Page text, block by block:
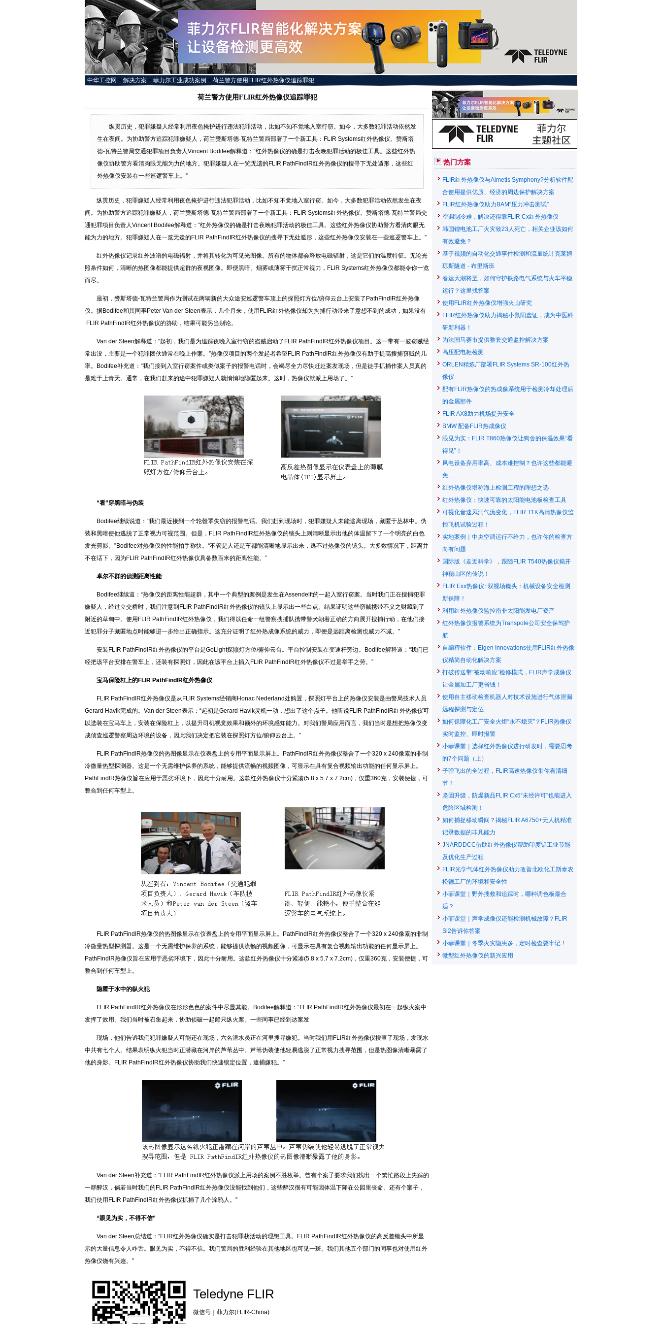
中华工控网 > 解决方案 > 菲力尔工业成功案例 > 荷兰警方使用FLIR红外热像仪追踪罪犯
荷兰警方使用FLIR红外热像仪追踪罪犯
纵贯历史，犯罪嫌疑人经常利用夜色掩护进行违法犯罪活动，比如不知不觉地入室行窃。如今，大多数犯罪活动依然发
生在夜间。为协助警方追踪犯罪嫌疑人，荷兰赞斯塔德-瓦特兰警局部署了一个新工具：FLIR Systems红外热像仪。赞斯塔
德-瓦特兰警局交通犯罪项目负责人Vincent Bodifee解释道：“红外热像仪的确是打击夜晚犯罪活动的极佳工具。这些红外热
像仪协助警方看清肉眼无能为力的地方。犯罪嫌疑人在一览无遗的FLIR PathFindIR红外热像仪的搜寻下无处遁形，这些红
外热像仪安装在一些巡逻警车上。”
纵贯历史，犯罪嫌疑人经常利用夜色掩护进行违法犯罪活动，比如不知不觉地入室行窃。如今，大多数犯罪活动依然发生在夜
间。为协助警方追踪犯罪嫌疑人，荷兰赞斯塔德-瓦特兰警局部署了一个新工具：FLIR Systems红外热像仪。赞斯塔德-瓦特兰警局交
通犯罪项目负责人Vincent Bodifee解释道：“红外热像仪的确是打击夜晚犯罪活动的极佳工具。这些红外热像仪协助警方看清肉眼无
能为力的地方。犯罪嫌疑人在一览无遗的FLIR PathFindIR红外热像仪的搜寻下无处遁形，这些红外热像仪安装在一些巡逻警车上。”
红外热像仪记录红外波谱的电磁辐射，并将其转化为可见光图像。所有的物体都会释放电磁辐射，这是它们的温度特征。无论光
照条件如何，清晰的热图像都能提供超群的夜视图像。即便黑暗、烟雾或薄雾干扰正常视力，FLIR Systems红外热像仪都能令你一览
而尽。
最初，赞斯塔德-瓦特兰警局作为测试在两辆新的大众途安巡逻警车顶上的探照灯方位/俯仰云台上安装了PathFindIR红外热像
仪。据Bodifee和其同事Peter Van der Steen表示，几个月来，使用FLIR红外热像仪却为拘捕行动带来了意想不到的成功，如果没有
FLIR PathFindIR红外热像仪的协助，结果可能另当别论。
Van der Steen解释道：“起初，我们是为追踪夜晚入室行窃的盗贼启动了FLIR PathFindIR红外热像仪项目。这一带有一波窃贼经
常出没，主要是一个犯罪团伙通常在晚上作案。”热像仪项目的两个发起者希望FLIR PathFindIR红外热像仪有助于提高搜捕窃贼的几
率。Bodifee补充道：“我们接到入室行窃案件或类似案子的报警电话时，会竭尽全力尽快赶赴案发现场，但是徒手抓捕作案人员真的
是难于上青天。通常，在我们赶来的途中犯罪嫌疑人就悄悄地隐匿起来。这时，热像仪就派上用场了。”
“看”穿黑暗与伪装
Bodifee继续说道：“我们最近接到一个轮毂罩失窃的报警电话。我们赶到现场时，犯罪嫌疑人未能逃离现场，藏匿于丛林中。伪
装和黑暗使他逃脱了正常视力可视范围。但是，FLIR PathFindIR红外热像仪的镜头上则清晰显示出他的体温留下了一个明亮的白色
发光剪影。”Bodifee对热像仪的性能拍手称快。“不管是人还是车都能清晰地显示出来，逃不过热像仪的镜头。大多数情况下，距离并
不在话下，因为FLIR PathFindIR红外热像仪具备数百米的距离性能。”
卓尔不群的侦测距离性能
Bodifee继续道：“热像仪的距离性能超群，其中一个典型的案例是发生在Assendelft的一起入室行窃案。当时我们正在搜捕犯罪
嫌疑人，经过立交桥时，我们注意到FLIR PathFindIR红外热像仪的镜头上显示出一些白点。结果证明这些窃贼携带不义之财藏到了
附近的草甸中。使用FLIR PathFindIR红外热像仪，我们得以任命一组警察搜捕队携带警犬朝着正确的方向展开搜捕行动，在他们接
近犯罪分子藏匿地点时能够进一步给出正确指示。这充分证明了红外热成像系统的威力，即便是远距离检测也威力不减。”
安装FLIR PathFindIR红外热像仪的平台是GoLight探照灯方位/俯仰云台。平台控制安装在变速杆旁边。Bodifee解释道：“我们已
经把该平台安排在警车上，还装有探照灯，因此在该平台上插入FLIR PathFindIR红外热像仪不过是举手之劳。”
宝马保险杠上的FLIR PathFindIR红外热像仪
FLIR PathFindIR红外热像仪是从FLIR Systems经销商Honac Nederland处购置，探照灯平台上的热像仪安装是由警局技术人员
Gerard Havik完成的。Van der Steen表示：“起初是Gerard Havik灵机一动，想出了这个点子。他听说FLIR PathFindIR红外热像仪可
以选装在宝马车上，安装在保险杠上，以提升司机视觉效果和额外的环境感知能力。对我们警局应用而言，我们当时是想把热像仪变
成侦查巡逻警察周边环境的设备，因此我们决定把它装在探照灯方位/俯仰云台上。”
FLIR PathFindIR热像仪的热图像显示在仪表盘上的专用平面显示屏上。PathFindIR红外热像仪整合了一个320 x 240像素的非制
冷微量热型探测器。这是一个无需维护保养的系统，能够提供流畅的视频图像，可显示在具有复合视频输出功能的任何显示屏上。
PathFindIR热像仪旨在应用于恶劣环境下，因此十分耐用。这款红外热像仪十分紧凑(5.8 x 5.7 x 7.2cm)，仅重360克，安装便捷，可
整合到任何车型上。
FLIR PathFindIR热像仪的热图像显示在仪表盘上的专用平面显示屏上。PathFindIR红外热像仪整合了一个320 x 240像素的非制
冷微量热型探测器。这是一个无需维护保养的系统，能够提供流畅的视频图像，可显示在具有复合视频输出功能的任何显示屏上。
PathFindIR热像仪旨在应用于恶劣环境下，因此十分耐用。这款红外热像仪十分紧凑(5.8 x 5.7 x 7.2cm)，仅重360克，安装便捷，可
整合到任何车型上。
隐匿于水中的纵火犯
FLIR PathFindIR红外热像仪在形形色色的案件中尽显其能。Bodifee解释道：“FLIR PathFindIR红外热像仪最初在一起纵火案中
发挥了效用。我们当时被召集起来，协助侦破一起船只纵火案。一些同事已经到达案发
现场，他们告诉我们犯罪嫌疑人可能还在现场，六名潜水员正在河里搜寻嫌犯。当时我们用FLIR红外热像仪搜查了现场，发现水
中共有七个人。结果表明纵火犯当时正潜藏在河岸的芦苇丛中。芦苇伪装使他轻易逃脱了正常视力搜寻范围，但是热图像清晰暴露了
他的身影。FLIR PathFindIR红外热像仪协助我们快速锁定位置，逮捕嫌犯。”
Van der Steen补充道：“FLIR PathFindIR红外热像仪派上用场的案例不胜枚举。曾有个案子要求我们找出一个繁忙路段上失踪的
一群醉汉，倘若当时我们的FLIR PathFindIR红外热像仪没能找到他们，这些醉汉很有可能因体温下降在公园里丧命。还有个案子，
我们使用FLIR PathFindIR红外热像仪抓捕了几个涂鸦人。”
“眼见为实，不得不信”
Van der Steen总结道：“FLIR红外热像仪确实是打击犯罪获活动的理想工具。FLIR PathFindIR红外热像仪的高反差镜头中所显
示的大量信息令人咋舌。眼见为实，不得不信。我们警局的胜利经验在其他地区也可见一斑。我们其他五个部门的同事也对使用红外
热像仪饶有兴趣。”
Teledyne FLIR
微信号｜菲力尔(FLIR-China)
热门方案
FLIR红外热像仪与Aimetis Symphony?分析软件配
合使用提供优质、经济的周边保护解决方案
FLIR红外热像仪助力BAM“压力冲击测试”
空调制冷难，解决还得靠FLIR Cx红外热像仪
韩国锂电池工厂火灾致23人死亡，相关企业该如何
有效避免？
基于视频的自动化交通事件检测和流量统计克莱姆
琼斯隧道 - 布里斯班
春运大潮将至，如何守护铁路电气系统与火车平稳
运行？这里找答案
使用FLIR红外热像仪增强火山研究
FLIR红外热像仪助力揭秘小鼠阳虚证，成为中医科
研新利器！
为法国马赛市提供整套交通监控解决方案
高压配电柜检测
ORLEN精炼厂部署FLIR Systems SR-100红外热
像仪
配有FLIR热像仪的热成像系统用于检测冷却处理后
的金属部件
FLIR AX8助力机场提升安全
BMW 配备FLIR热成像仪
眼见为实：FLIR T860热像仪让狗舍的保温效果“看
得见”！
风电设备弃用率高、成本难控制？也许这些都能避
免......
红外热像仪堪称海上检测工程的理想之选
红外热像仪：快速可靠的太阳能电池板检查工具
可视化音速风洞气流变化，FLIR T1K高清热像仪监
控飞机试验过程！
实地案例｜中央空调运行不给力，也许你的检查方
向有问题
国际版《走近科学》，跟随FLIR T540热像仪揭开
神秘山区的传说！
FLIR Exx热像仪+双视场镜头：机械设备安全检测
新保障！
利用红外热像仪监控南非太阳能发电厂资产
红外热像仪报警系统为Transpole公司安全保驾护
航
自编程软件：Eigen Innovations使用FLIR红外热像
仪精简自动化解决方案
打破传送带“被动响应”检修模式，FLIR声学成像仪
让金属加工厂更省钱！
使用自主移动检查机器人对技术设施进行气体泄漏
远程探测与定位
如何保障化工厂安全火炬“永不熄灭”？FLIR热像仪
实时监控、即时报警
小菲课堂｜选择红外热像仪进行研发时，需要思考
的7个问题（上）
子弹飞出的全过程，FLIR高速热像仪带你看清细
节！
坚固升级，防爆新品FLIR Cx5“未经许可”也能进入
危险区域检测！
如何捕捉移动瞬间？揭秘FLIR A6750+无人机精准
记录数据的非凡能力
JNARDDCC借助红外热像仪帮助印度铝工业节能
及优化生产过程
FLIR光学气体红外热像仪助力改善北欧化工斯泰农
松德工厂的环境和安全性
小菲课堂｜野外搜救和追踪时，哪种调色板最合
适？
小菲课堂｜声学成像仪还能检测机械故障？FLIR
Si2告诉你答案
小菲课堂｜冬季火灾隐患多，定时检查要牢记！
微型红外热像仪的新兴应用